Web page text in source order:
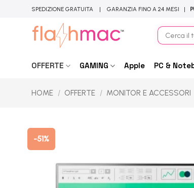
SPEDIZIONE GRATUITA | GARANZIA FINO A 24 MESI |
Cerca:
OFFERTE GAMING Apple PC &
HOME / OFFERTE / MONITOR E ACCESSORI
-51%